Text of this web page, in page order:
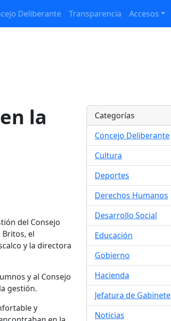
Deliberante Transparencia Accesos
la
del Consejo
el
y la directora
y al Consejo
gestión.
y
Categorías
Concejo Deliberante
Cultura
Deportes
Derechos Humanos
Desarrollo Social
Educación
Gobierno
Hacienda
Jefatura de Gabinete
Noticias